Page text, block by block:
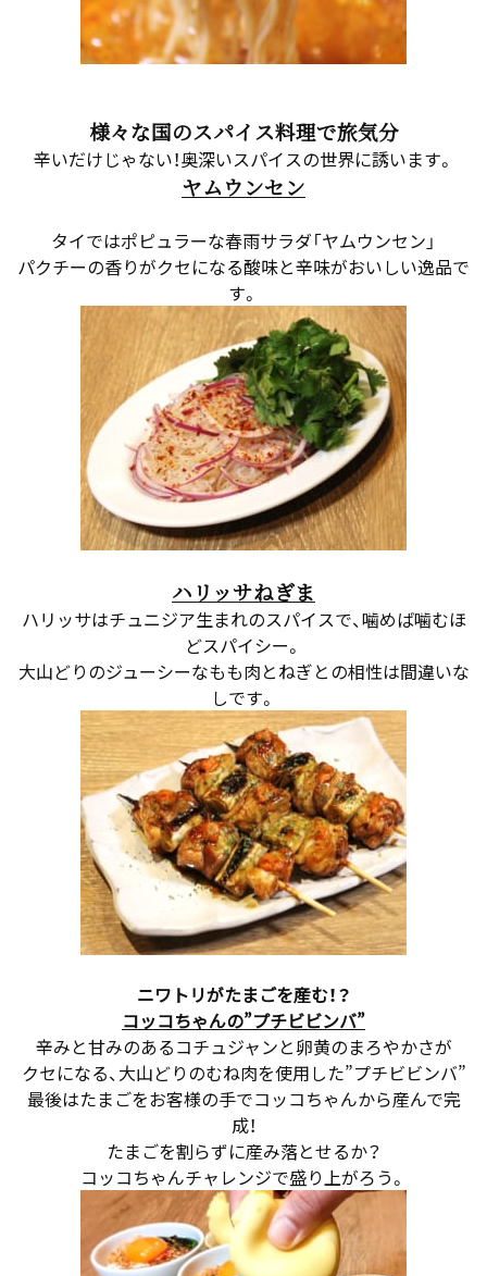
様々な国のスパイス料理で旅気分
辛いだけじゃない！奥深いスパイスの世界に誘います。
ヤムウンセン
タイではポピュラーな春雨サラダ「ヤムウンセン」
パクチーの香りがクセになる酸味と辛味がおいしい逸品で
す。
ハリッサねぎま
ハリッサはチュニジア生まれのスパイスで、噛めば噛むほ
どスパイシー。
大山どりのジューシーなもも肉とねぎとの相性は間違いな
しです。
ニワトリがたまごを産む！？
コッコちゃんの”プチビビンバ”
辛みと甘みのあるコチュジャンと卵黄のまろやかさが
クセになる、大山どりのむね肉を使用した”プチビビンバ”
最後はたまごをお客様の手でコッコちゃんから産んで完
成！
たまごを割らずに産み落とせるか？
コッコちゃんチャレンジで盛り上がろう。